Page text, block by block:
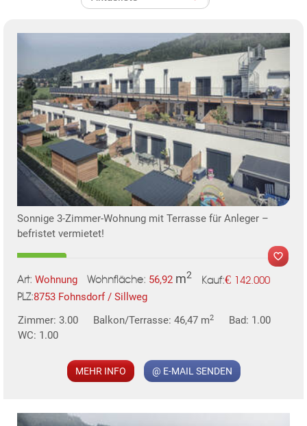
Sonnige 3-Zimmer-Wohnung mit Terrasse für Anleger –
befristet vermietet!
Art: Wohnung Wohnfläche: 56,92 m2 Kauf:€ 142.000
PLZ:8753 Fohnsdorf / Sillweg
Zimmer: 3.00
Balkon/Terrasse: 46,47 m2
Bad: 1.00
WC: 1.00
MEHR INFO @ E-MAIL SENDEN